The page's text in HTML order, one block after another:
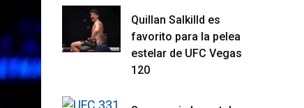
Quillan Salkilld es
favorito para la pelea
estelar de UFC Vegas
120